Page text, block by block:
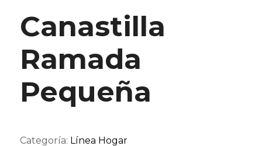
Canastilla
Ramada
Pequeña
Categoría: Línea Hogar